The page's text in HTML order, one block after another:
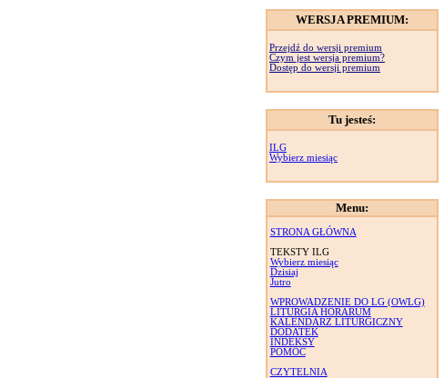
WERSJA PREMIUM:
Przejdź do wersji premium
Czym jest wersja premium?
Dostęp do wersji premium
Tu jesteś:
ILG
Wybierz miesiąc
Menu:
STRONA GŁÓWNA
TEKSTY ILG
Wybierz miesiąc
Dzisiaj
Jutro
WPROWADZENIE DO LG (OWLG)
LITURGIA HORARUM
KALENDARZ LITURGICZNY
DODATEK
INDEKSY
POMOC
CZYTELNIA